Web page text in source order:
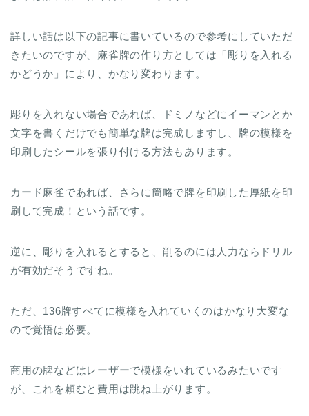
詳しい話は以下の記事に書いているので参考にしていただ
きたいのですが、麻雀牌の作り方としては「彫りを入れる
かどうか」により、かなり変わります。
彫りを入れない場合であれば、ドミノなどにイーマンとか
文字を書くだけでも簡単な牌は完成しますし、牌の模様を
印刷したシールを張り付ける方法もあります。
カード麻雀であれば、さらに簡略で牌を印刷した厚紙を印
刷して完成！という話です。
逆に、彫りを入れるとすると、削るのには人力ならドリル
が有効だそうですね。
ただ、136牌すべてに模様を入れていくのはかなり大変な
ので覚悟は必要。
商用の牌などはレーザーで模様をいれているみたいです
が、これを頼むと費用は跳ね上がります。